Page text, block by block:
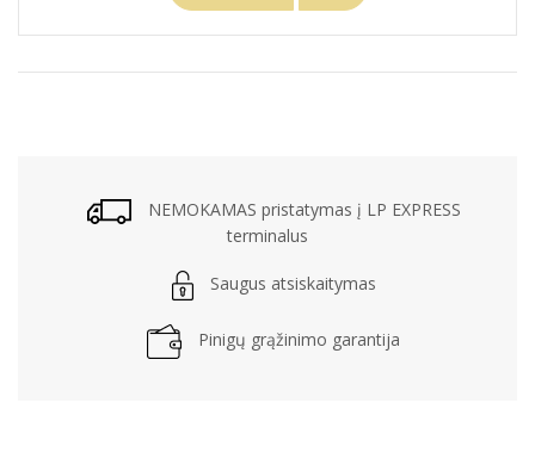
NEMOKAMAS pristatymas į LP EXPRESS
terminalus
Saugus atsiskaitymas
Pinigų grąžinimo garantija